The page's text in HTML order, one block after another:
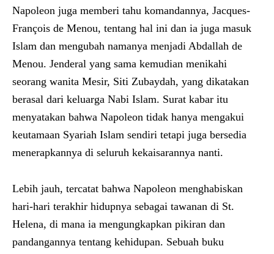
Napoleon juga memberi tahu komandannya, Jacques-
François de Menou, tentang hal ini dan ia juga masuk
Islam dan mengubah namanya menjadi Abdallah de
Menou. Jenderal yang sama kemudian menikahi
seorang wanita Mesir, Siti Zubaydah, yang dikatakan
berasal dari keluarga Nabi Islam. Surat kabar itu
menyatakan bahwa Napoleon tidak hanya mengakui
keutamaan Syariah Islam sendiri tetapi juga bersedia
menerapkannya di seluruh kekaisarannya nanti.
Lebih jauh, tercatat bahwa Napoleon menghabiskan
hari-hari terakhir hidupnya sebagai tawanan di St.
Helena, di mana ia mengungkapkan pikiran dan
pandangannya tentang kehidupan. Sebuah buku